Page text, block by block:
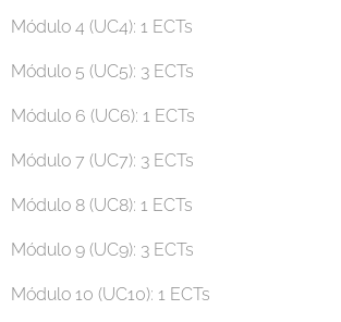
Módulo 4 (UC4): 1 ECTs
Módulo 5 (UC5): 3 ECTs
Módulo 6 (UC6): 1 ECTs
Módulo 7 (UC7): 3 ECTs
Módulo 8 (UC8): 1 ECTs
Módulo 9 (UC9): 3 ECTs
Módulo 10 (UC10): 1 ECTs